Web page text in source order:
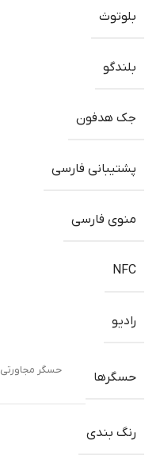
بلوتوث
بلندگو
جک هدفون
پشتیبانی فارسی
منوی فارسی
NFC
رادیو
حسگرها حسگر مجاورتی
رنگ بندی